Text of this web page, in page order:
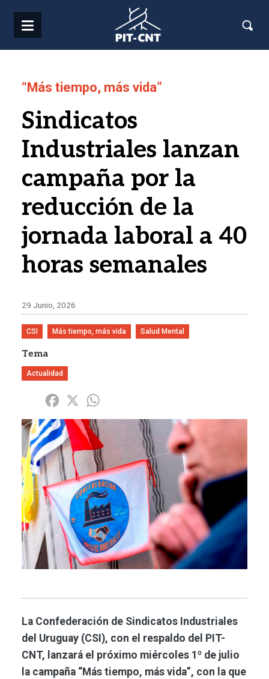
“Más tiempo, más vida”
Sindicatos
Industriales lanzan
campaña por la
reducción de la
jornada laboral a 40
horas semanales
29 Junio, 2026
CSI Más tiempo, más vida Salud Mental
Tema
Actualidad
Share Facebook
X
Imagen
La Confederación de Sindicatos Industriales
del Uruguay (CSI), con el respaldo del PIT-
CNT, lanzará el próximo miércoles 1º de julio
la campaña “Más tiempo, más vida”, con la que